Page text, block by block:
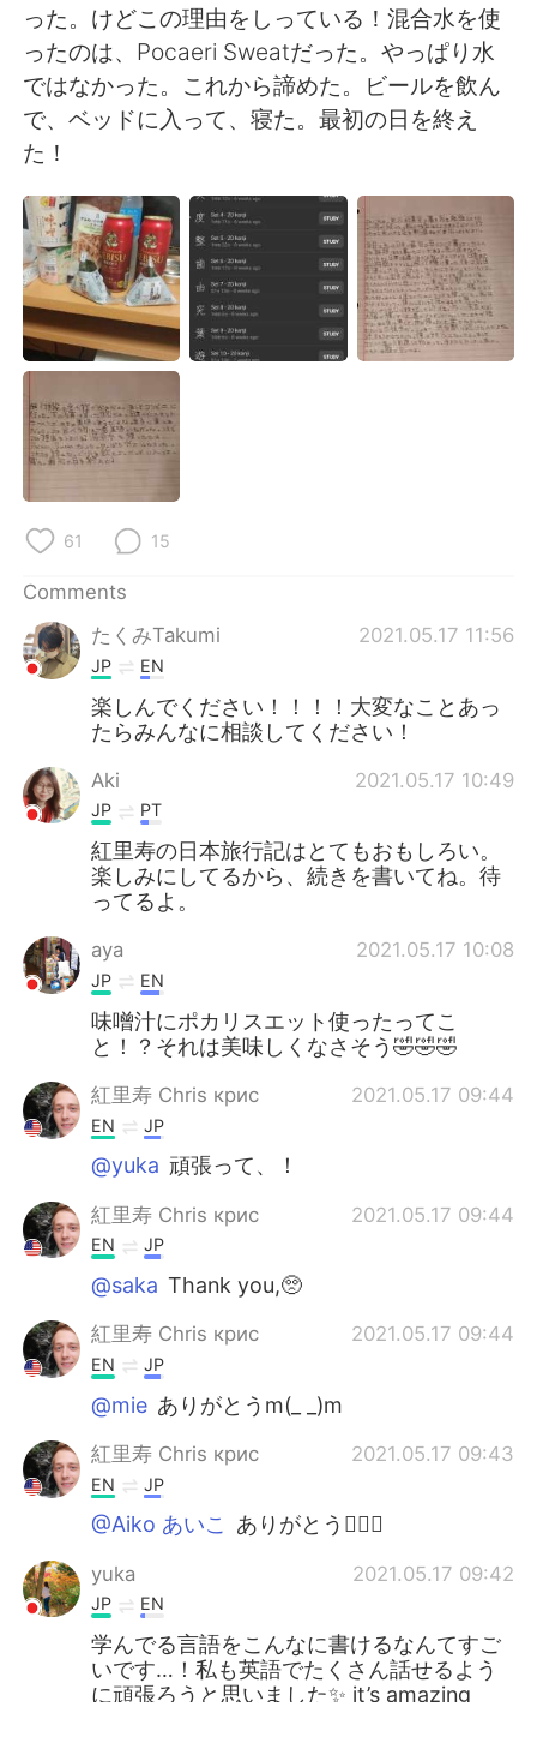
った。けどこの理由をしっている！混合水を使
ったのは、Pocaeri Sweatだった。やっぱり水
ではなかった。これから諦めた。ビールを飲ん
で、ベッドに入って、寝た。最初の日を終え
た！
61 15
Comments
たくみTakumi
2021.05.17 11:56
JP EN
楽しんでください！！！！大変なことあっ
たらみんなに相談してください！
Aki 2021.05.17 10:49
JP PT
紅里寿の日本旅行記はとてもおもしろい。
楽しみにしてるから、続きを書いてね。待
ってるよ。
aya 2021.05.17 10:08
JP EN
味噌汁にポカリスエット使ったってこ
と！？それは美味しくなさそう🤣🤣🤣
紅里寿 Chris крис 2021.05.17 09:44
EN JP
@yuka 頑張って、！
紅里寿 Chris крис 2021.05.17 09:44
EN JP
@saka Thank you,🥺
紅里寿 Chris крис 2021.05.17 09:44
EN JP
@mie ありがとうm(_ _)m
紅里寿 Chris крис 2021.05.17 09:43
EN JP
@Aiko あいこ ありがとう🙆🏼‍♂️
yuka 2021.05.17 09:42
JP EN
学んでる言語をこんなに書けるなんてすご
いです…！私も英語でたくさん話せるよう
に頑張ろうと思いました✨ it’s amazing